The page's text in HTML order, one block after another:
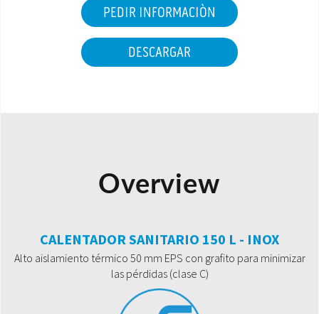
PEDIR INFORMACIÒN
DESCARGAR
Overview
CALENTADOR SANITARIO 150 L - INOX
Alto aislamiento térmico 50 mm EPS con grafito para minimizar
las pérdidas (clase C)